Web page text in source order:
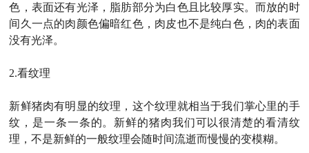
色，表面还有光泽，脂肪部分为白色且比较厚实。而放的时
间久一点的肉颜色偏暗红色，肉皮也不是纯白色，肉的表面
没有光泽。
2.看纹理
新鲜猪肉有明显的纹理，这个纹理就相当于我们掌心里的手
纹，是一条一条的。新鲜的猪肉我们可以很清楚的看清纹
理，不是新鲜的一般纹理会随时间流逝而慢慢的变模糊。